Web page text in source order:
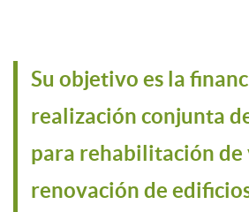
Su objetivo es la
realización conjunta
para rehabilitación de
renovación de